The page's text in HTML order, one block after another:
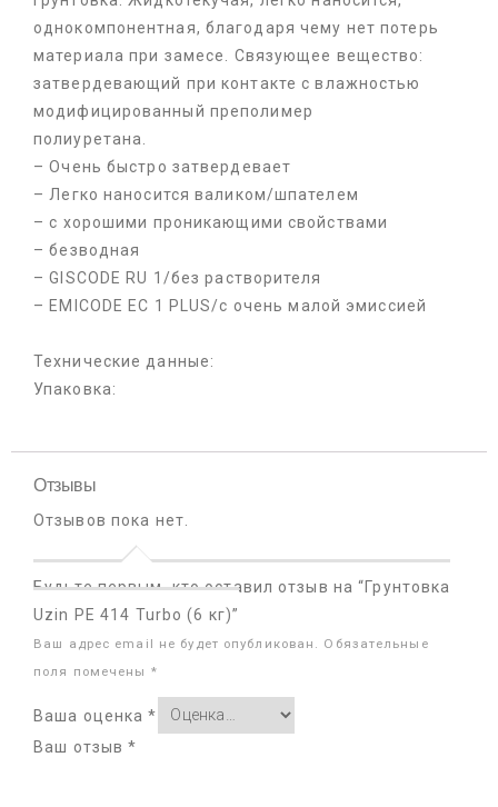
однокомпонентная, благодаря чему нет потерь
материала при замесе. Связующее вещество:
затвердевающий при контакте с влажностью
модифицированный преполимер
полиуретана.
– Очень быстро затвердевает
– Легко наносится валиком/шпателем
– с хорошими проникающими свойствами
– безводная
– GISCODE RU 1/без растворителя
– EMICODE EC 1 PLUS/с очень малой эмиссией
Технические данные:
Упаковка:
Отзывы
Отзывов пока нет.
Будьте первым, кто оставил отзыв на “Грунтовка
Uzin PE 414 Turbo (6 кг)”
Ваш адрес email не будет опубликован.
Обязательные
поля помечены *
Ваша оценка*
Ваш отзыв*